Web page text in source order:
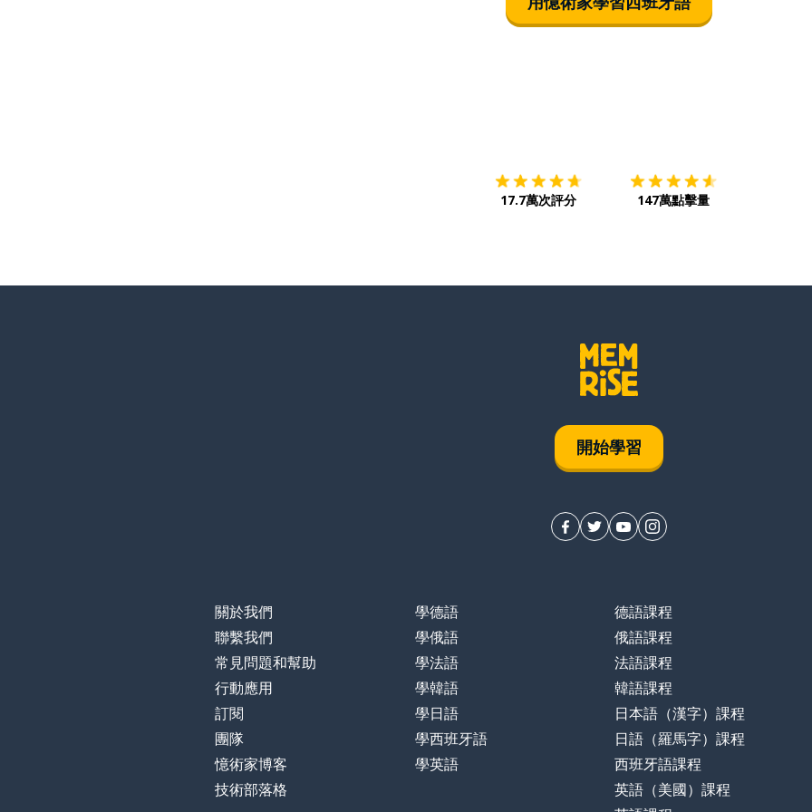
17.7萬次評分 147萬點擊量
開始學習
關於我們
聯繫我們
常見問題和幫助
行動應用
訂閱
團隊
憶術家博客
技術部落格
學德語
學俄語
學法語
學韓語
學日語
學西班牙語
學英語
德語課程
俄語課程
法語課程
韓語課程
日本語（漢字）課程
日語（羅馬字）課程
西班牙語課程
英語（美國）課程